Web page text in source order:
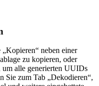
neben einer
zu kopieren, oder
alle generierten UUIDs
Sie zum Tab „Dekodieren“,